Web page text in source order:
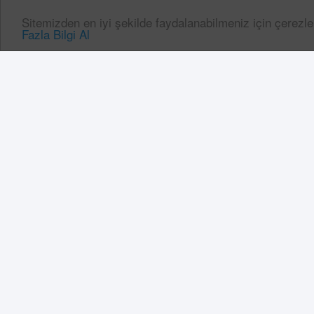
Sitemizden en iyi şekilde faydalanabilmeniz için
Fazla Bilgi Al